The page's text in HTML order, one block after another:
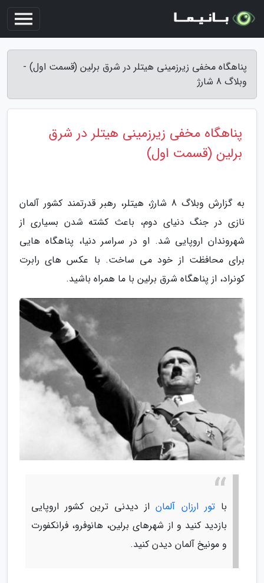
پناهگاه مخفی زیرزمینی هیتلر در شرق برلین (قسمت اول) -
وبلاگ 8 شارژ
پناهگاه مخفی زیرزمینی هیتلر در شرق
برلین (قسمت اول)
به گزارش وبلاگ 8 شارژ، هیتلر، رهبر قدرتمند کشور آلمان
نازی در جنگ دنیای دوم، باعث کشته شدن بسیاری از
شهروندان اروپایی شد. او در سراسر دنیا، پناهگاه هایی
برای محافظت از خود می ساخت. با عکس های رابرت
کونراد، از پناهگاه شرق برلین با ما همراه باشید.
باتور ارزان آلماناز دیدنی ترین کشور اروپایی
بازدید کنید و از شهرهای برلین، هانوفرو، فرانکفورت
و مونیخ آلمان دیدن کنید.